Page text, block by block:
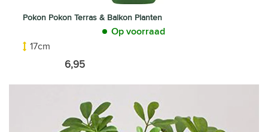
Pokon Pokon Terras & Balkon Planten
Op voorraad
17cm
6,95